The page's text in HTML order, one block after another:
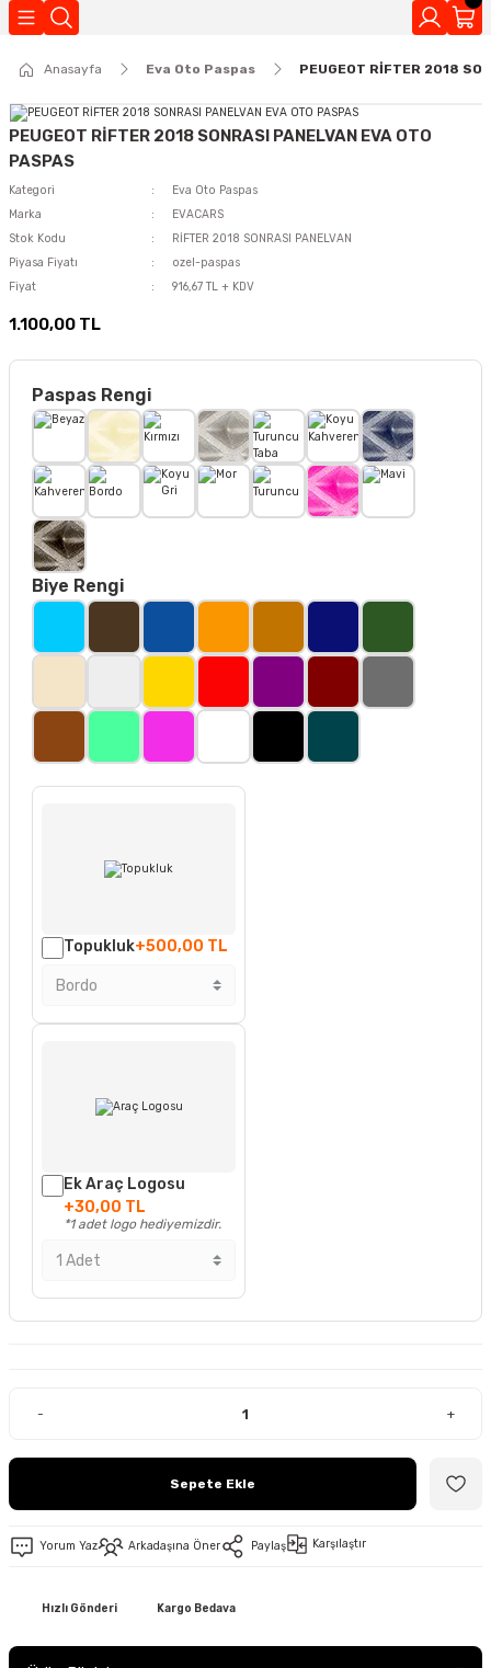
Anasayfa Eva Oto Paspas PEUGEOT RİFTER 2018
PEUGEOT RİFTER 2018 SONRASI PANELVAN EVA OTO
PASPAS
Kategori
Eva Oto Paspas
Marka
EVACARS
Stok Kodu
RİFTER 2018 SONRASI PANELVAN
Piyasa Fiyatı
ozel-paspas
Fiyat
916,67 TL + KDV
1.100,00 TL
Paspas Rengi
Biye Rengi
Topukluk+500,00 TL
Ek Araç Logosu
+30,00 TL
*1 adet logo hediyemizdir.
- +
Sepete Ekle
Yorum Yaz Arkadaşına Öner Paylaş Karşılaştır
Hızlı Gönderi Kargo Bedava